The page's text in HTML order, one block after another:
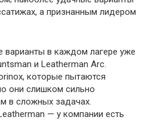
а признанным лидером
в каждом лагере уже
и Leatherman Arc.
которые пытаются
они слишком сильно
в сложных задачах.
— у компании есть